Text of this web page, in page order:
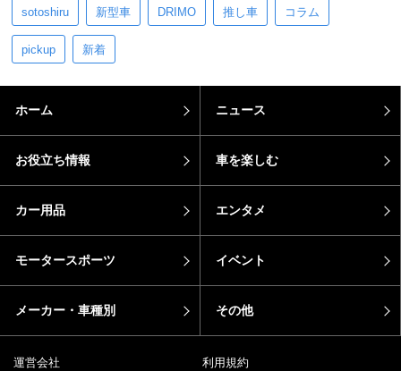
sotoshiru 新型車 DRIMO 推し車 コラム
pickup 新着
ホーム ニュース
お役立ち情報 車を楽しむ
カー用品 エンタメ
モータースポーツ イベント
メーカー・車種別 その他
運営会社 利用規約